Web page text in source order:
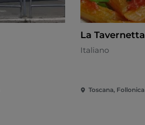
La Tavernetta
Italiano
Toscana, Follonica